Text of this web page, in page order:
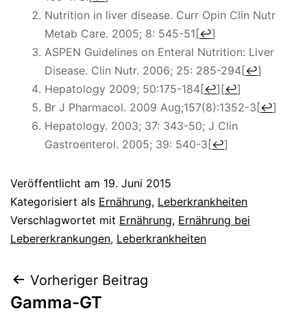
Nutrition in liver disease. Curr Opin Clin Nutr
Metab Care. 2005; 8: 545-51[↩]
ASPEN Guidelines on Enteral Nutrition: Liver
Disease. Clin Nutr. 2006; 25: 285-294[↩]
Hepatology 2009; 50:175-184[↩] [↩]
Br J Pharmacol. 2009 Aug;157(8):1352-3[↩]
Hepatology. 2003; 37: 343-50; J Clin
Gastroenterol. 2005; 39: 540-3[↩]
Veröffentlicht am 19. Juni 2015
Kategorisiert als Ernährung, Leberkrankheiten
Verschlagwortet mit Ernährung, Ernährung bei
Lebererkrankungen, Leberkrankheiten
Beitragsnavigation
Vorheriger Beitrag
Gamma-GT